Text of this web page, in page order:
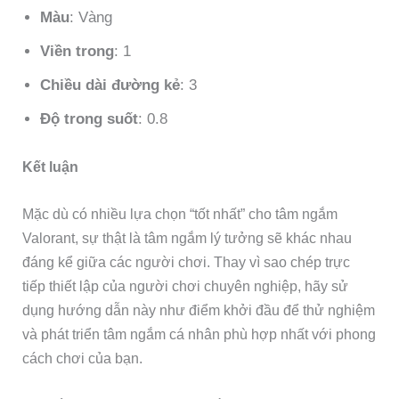
Màu: Vàng
Viền trong: 1
Chiều dài đường kẻ: 3
Độ trong suốt: 0.8
Kết luận
Mặc dù có nhiều lựa chọn “tốt nhất” cho tâm ngắm
Valorant, sự thật là tâm ngắm lý tưởng sẽ khác nhau
đáng kể giữa các người chơi. Thay vì sao chép trực
tiếp thiết lập của người chơi chuyên nghiệp, hãy sử
dụng hướng dẫn này như điểm khởi đầu để thử nghiệm
và phát triển tâm ngắm cá nhân phù hợp nhất với phong
cách chơi của bạn.